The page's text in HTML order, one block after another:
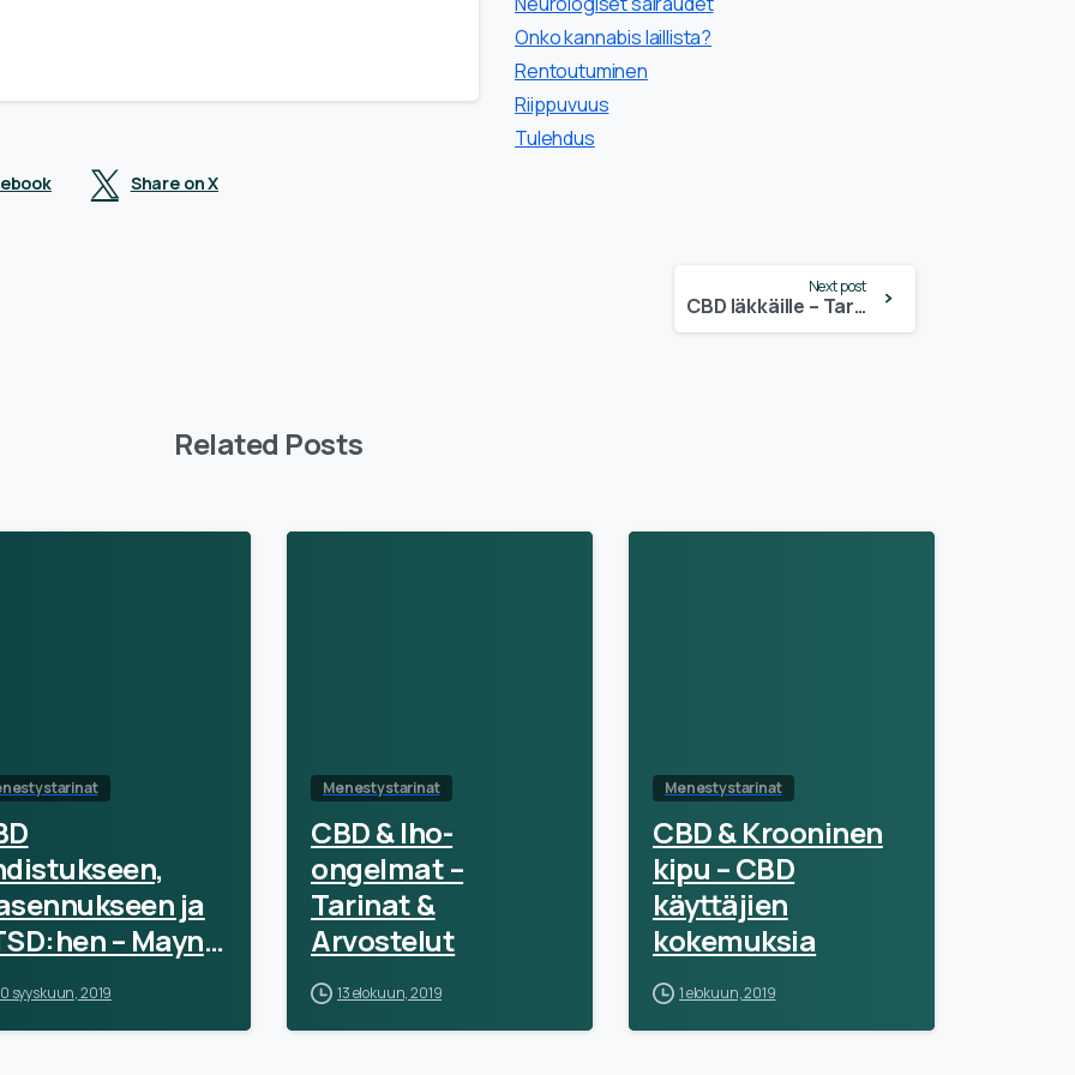
Share on X
Onko kannabis laillista?
Rentoutuminen
Riippuvuus
Tulehdus
Next post
CBD Iäkkäille – Tarinat & Arvostelut
Related Posts
ja
– Mayn
syyskuun, 2019
Menestystarinat
CBD & Iho-
ongelmat –
Tarinat &
Arvostelut
13 elokuun, 2019
Menestystarinat
CBD & Krooninen
kipu – CBD
käyttäjien
kokemuksia
1 elokuun, 2019